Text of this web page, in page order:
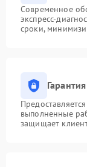
Современное
экспресс-
сроки,
выполненные
защищает